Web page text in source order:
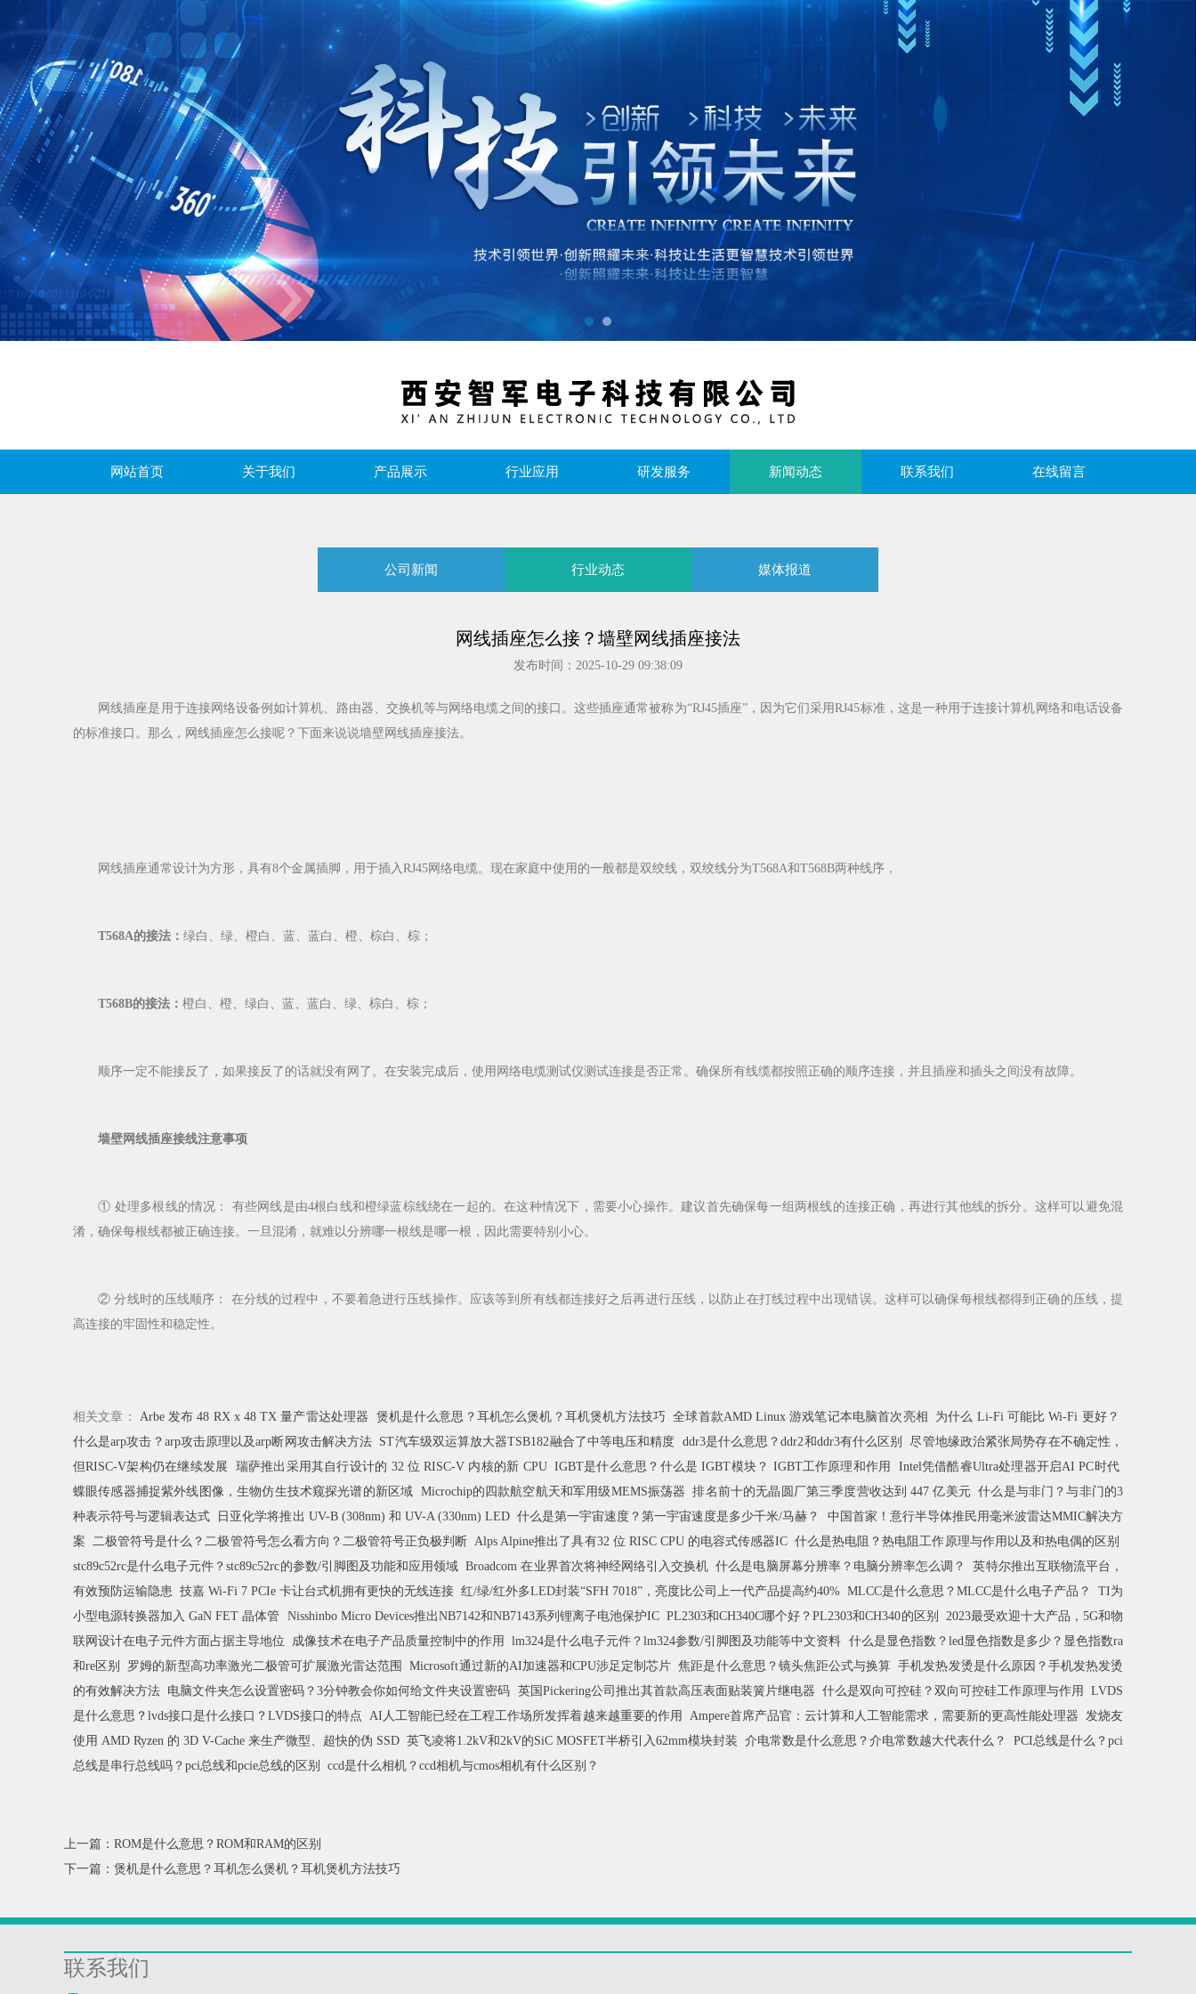
网站首页 关于我们 产品展示 行业应用 研发服务 新闻动态 联系我们 在线留言
公司新闻 行业动态 媒体报道
网线插座怎么接？墙壁网线插座接法
发布时间：2025-10-29 09:38:09
网线插座是用于连接网络设备例如计算机、路由器、交换机等与网络电缆之间的接口。这些插座通常被称为“RJ45插座”，因为它们采用RJ45标准，这是一种用于连接计算机网络和电话设备
的标准接口。那么，网线插座怎么接呢？下面来说说墙壁网线插座接法。
网线插座通常设计为方形，具有8个金属插脚，用于插入RJ45网络电缆。现在家庭中使用的一般都是双绞线，双绞线分为T568A和T568B两种线序，
T568A的接法： 绿白、绿、橙白、蓝、蓝白、橙、棕白、棕；
T568B的接法： 橙白、橙、绿白、蓝、蓝白、绿、棕白、棕；
顺序一定不能接反了，如果接反了的话就没有网了。在安装完成后，使用网络电缆测试仪测试连接是否正常。确保所有线缆都按照正确的顺序连接，并且插座和插头之间没有故障。
墙壁网线插座接线注意事项
① 处理多根线的情况： 有些网线是由4根白线和橙绿蓝棕线绕在一起的。在这种情况下，需要小心操作。建议首先确保每一组两根线的连接正确，再进行其他线的拆分。这样可以避免混
淆，确保每根线都被正确连接。一旦混淆，就难以分辨哪一根线是哪一根，因此需要特别小心。
② 分线时的压线顺序： 在分线的过程中，不要着急进行压线操作。应该等到所有线都连接好之后再进行压线，以防止在打线过程中出现错误。这样可以确保每根线都得到正确的压线，提
高连接的牢固性和稳定性。
相关文章： Arbe 发布 48 RX x 48 TX 量产雷达处理器 煲机是什么意思？耳机怎么煲机？耳机煲机方法技巧 全球首款AMD Linux 游戏笔记本电脑首次亮相
为什么 Li-Fi 可能比 Wi-Fi 更好？
什么是arp攻击？arp攻击原理以及arp断网攻击解决方法 ST汽车级双运算放大器TSB182融合了中等电压和精度 ddr3是什么意思？ddr2和ddr3有什么区别
尽管地缘政治紧张局势存在不确定性，
但RISC-V架构仍在继续发展
瑞萨推出采用其自行设计的 32 位 RISC-V 内核的新 CPU IGBT是什么意思？什么是 IGBT模块？ IGBT工作原理和作用
Intel凭借酷睿Ultra处理器开启AI PC时代
蝶眼传感器捕捉紫外线图像，生物仿生技术窥探光谱的新区域 Microchip的四款航空航天和军用级MEMS振荡器 排名前十的无晶圆厂第三季度营收达到 447 亿美元 什么是与非门？与非门的3
种表示符号与逻辑表达式
日亚化学将推出 UV-B (308nm) 和 UV-A (330nm) LED 什么是第一宇宙速度？第一宇宙速度是多少千米/马赫？
中国首家！意行半导体推民用毫米波雷达MMIC解决方
案
二极管符号是什么？二极管符号怎么看方向？二极管符号正负极判断 Alps Alpine推出了具有32 位 RISC CPU 的电容式传感器IC 什么是热电阻？热电阻工作原理与作用以及和热电偶的区别
stc89c52rc是什么电子元件？stc89c52rc的参数/引脚图及功能和应用领域 Broadcom 在业界首次将神经网络引入交换机 什么是电脑屏幕分辨率？电脑分辨率怎么调？
英特尔推出互联物流平台，
有效预防运输隐患 技嘉 Wi-Fi 7 PCIe 卡让台式机拥有更快的无线连接 红/绿/红外多LED封装“SFH 7018”，亮度比公司上一代产品提高约40% MLCC是什么意思？MLCC是什么电子产品？
TI为
小型电源转换器加入 GaN FET 晶体管
Nisshinbo Micro Devices推出NB7142和NB7143系列锂离子电池保护IC PL2303和CH340C哪个好？PL2303和CH340的区别
2023最受欢迎十大产品，5G和物
联网设计在电子元件方面占据主导地位
成像技术在电子产品质量控制中的作用 lm324是什么电子元件？lm324参数/引脚图及功能等中文资料 什么是显色指数？led显色指数是多少？显色指数ra
和re区别
罗姆的新型高功率激光二极管可扩展激光雷达范围 Microsoft通过新的AI加速器和CPU涉足定制芯片 焦距是什么意思？镜头焦距公式与换算 手机发热发烫是什么原因？手机发热发烫
的有效解决方法 电脑文件夹怎么设置密码？3分钟教会你如何给文件夹设置密码 英国Pickering公司推出其首款高压表面贴装簧片继电器 什么是双向可控硅？双向可控硅工作原理与作用
LVDS
是什么意思？lvds接口是什么接口？LVDS接口的特点
AI人工智能已经在工程工作场所发挥着越来越重要的作用 Ampere首席产品官：云计算和人工智能需求，需要新的更高性能处理器
发烧友
使用 AMD Ryzen 的 3D V-Cache 来生产微型、超快的伪 SSD 英飞凌将1.2kV和2kV的SiC MOSFET半桥引入62mm模块封装 介电常数是什么意思？介电常数越大代表什么？
PCI总线是什么？pci
总线是串行总线吗？pci总线和pcie总线的区别
ccd是什么相机？ccd相机与cmos相机有什么区别？
上一篇：ROM是什么意思？ROM和RAM的区别
下一篇：煲机是什么意思？耳机怎么煲机？耳机煲机方法技巧
联系我们